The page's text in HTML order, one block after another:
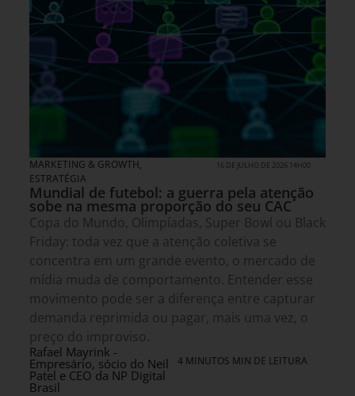
MARKETING & GROWTH,
ESTRATÉGIA
16 DE JULHO DE 2026 14H00
Mundial de futebol: a guerra pela atenção
sobe na mesma proporção do seu CAC
Copa do Mundo, Olimpíadas, Super Bowl ou Black
Friday: toda vez que a atenção coletiva se
concentra em um grande evento, o mercado de
mídia muda de comportamento. Entender esse
movimento pode ser a diferença entre capturar
demanda reprimida ou pagar, mais uma vez, o
preço do improviso.
Rafael Mayrink -
Empresário, sócio do Neil
Patel e CEO da NP Digital
Brasil
4 MINUTOS MIN DE LEITURA